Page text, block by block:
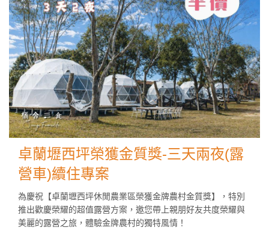
卓蘭壢西坪榮獲金質獎-三天兩夜(露
營車)續住專案
為慶祝【卓蘭壢西坪休閒農業區榮獲金牌農村金質獎】，特別
推出歡慶榮耀的超值露營方案，邀您帶上親朋好友共度榮耀與
美麗的露營之旅，體驗金牌農村的獨特風情！